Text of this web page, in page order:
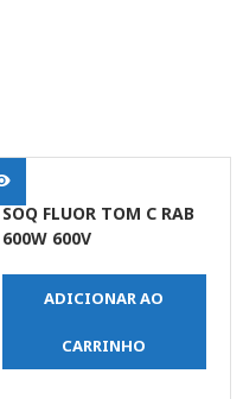
SOQ FLUOR TOM C RAB
600W 600V
ADICIONAR AO
CARRINHO